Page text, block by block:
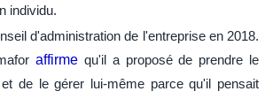
individu.
d'administration de l'entreprise en 2018.
affirme qu'il a proposé de prendre le
de le gérer lui-même parce qu'il pensait